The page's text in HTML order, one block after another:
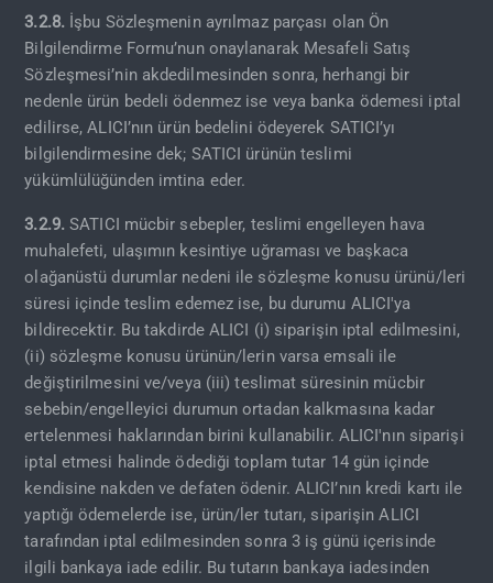
3.2.8. İşbu Sözleşmenin ayrılmaz parçası olan Ön
Bilgilendirme Formu’nun onaylanarak Mesafeli Satış
Sözleşmesi’nin akdedilmesinden sonra, herhangi bir
nedenle ürün bedeli ödenmez ise veya banka ödemesi iptal
edilirse, ALICI’nın ürün bedelini ödeyerek SATICI’yı
bilgilendirmesine dek; SATICI ürünün teslimi
yükümlülüğünden imtina eder.
3.2.9. SATICI mücbir sebepler, teslimi engelleyen hava
muhalefeti, ulaşımın kesintiye uğraması ve başkaca
olağanüstü durumlar nedeni ile sözleşme konusu ürünü/leri
süresi içinde teslim edemez ise, bu durumu ALICI'ya
bildirecektir. Bu takdirde ALICI (i) siparişin iptal edilmesini,
(ii) sözleşme konusu ürünün/lerin varsa emsali ile
değiştirilmesini ve/veya (iii) teslimat süresinin mücbir
sebebin/engelleyici durumun ortadan kalkmasına kadar
ertelenmesi haklarından birini kullanabilir. ALICI'nın siparişi
iptal etmesi halinde ödediği toplam tutar 14 gün içinde
kendisine nakden ve defaten ödenir. ALICI’nın kredi kartı ile
yaptığı ödemelerde ise, ürün/ler tutarı, siparişin ALICI
tarafından iptal edilmesinden sonra 3 iş günü içerisinde
ilgili bankaya iade edilir. Bu tutarın bankaya iadesinden